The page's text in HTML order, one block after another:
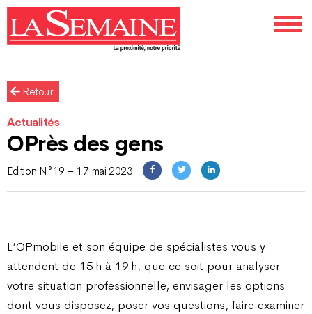
Retour
Actualités
OPrès des gens
Edition N°19 – 17 mai 2023
L’OPmobile et son équipe de spécialistes vous y
attendent de 15 h à 19 h, que ce soit pour analyser
votre situation professionnelle, envisager les options
dont vous disposez, poser vos questions, faire examiner